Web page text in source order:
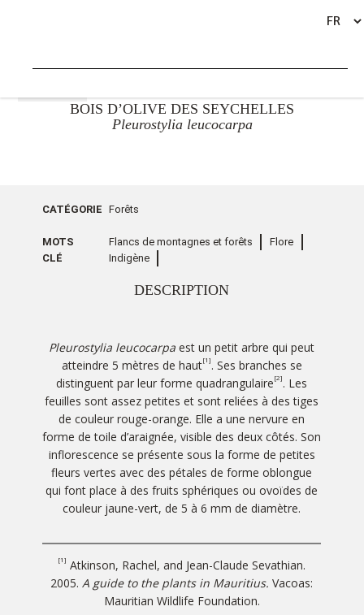
BOIS D’OLIVE DES SEYCHELLES
Pleurostylia leucocarpa
CATÉGORIE Forêts
MOTS
CLÉ
Flancs de montagnes et forêts
Flore
Indigène
DESCRIPTION
Pleurostylia leucocarpaest un petit arbre qui peut
atteindre 5 mètres de haut[1] . Ses branches se
distinguent par leur forme quadrangulaire [2] . Les
feuilles sont assez petites et sont reliées à des tiges
de couleur rouge-orange. Elle a une nervure en
forme de toile d’araignée, visible des deux côtés. Son
inflorescence se présente sous la forme de petites
fleurs vertes avec des pétales de forme oblongue
qui font place à des fruits sphériques ou ovoïdes de
couleur jaune-vert, de 5 à 6 mm de diamètre.
[1] Atkinson, Rachel, and Jean-Claude Sevathian.
2005.A guide to the plants in Mauritius. Vacoas:
Mauritian Wildlife Foundation.